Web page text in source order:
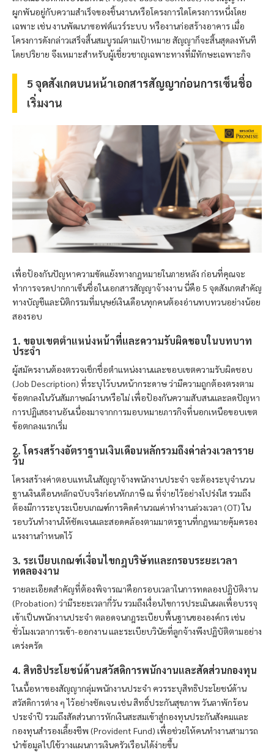
ผูกพันอยู่กับความสำเร็จของชิ้นงานหรือโครงการใดโครงการหนึ่งโดย
เฉพาะ เช่น งานพัฒนาซอฟต์แวร์ระบบ หรืองานก่อสร้างอาคาร เมื่อ
โครงการดังกล่าวเสร็จสิ้นสมบูรณ์ตามเป้าหมาย สัญญาก็จะสิ้นสุดลงทันที
โดยปริยาย จึงเหมาะสำหรับผู้เชี่ยวชาญเฉพาะทางที่มีทักษะเฉพาะกิจ
5 จุดสังเกตบนหน้าเอกสารสัญญาก่อนการเซ็นชื่อ
เริ่มงาน
เพื่อป้องกันปัญหาความขัดแย้งทางกฎหมายในภายหลัง ก่อนที่คุณจะ
ทำการจรดปากกาเซ็นชื่อในเอกสารสัญญาจ้างงาน นี่คือ 5 จุดสังเกตสำคัญ
ทางบัญชีและนิติกรรมที่มนุษย์เงินเดือนทุกคนต้องอ่านทบทวนอย่างน้อย
สองรอบ
1. ขอบเขตตำแหน่งหน้าที่และความรับผิดชอบในบทบาท
ประจำ
ผู้สมัครงานต้องตรวจเช็กชื่อตำแหน่งงานและขอบเขตความรับผิดชอบ
(Job Description) ที่ระบุไว้บนหน้ากระดาษ ว่ามีความถูกต้องตรงตาม
ข้อตกลงในวันสัมภาษณ์งานหรือไม่ เพื่อป้องกันความสับสนและลดปัญหา
การปฏิเสธงานอันเนื่องมาจากการมอบหมายภารกิจที่นอกเหนือขอบเขต
ข้อตกลงแรกเริ่ม
2. โครงสร้างอัตราฐานเงินเดือนหลักรวมถึงค่าล่วงเวลาราย
วัน
โครงสร้างค่าตอบแทนในสัญญาจ้างพนักงานประจำ จะต้องระบุจำนวน
ฐานเงินเดือนหลักฉบับจริงก่อนหักภาษี ณ ที่จ่ายไว้อย่างโปร่งใส รวมถึง
ต้องมีการระบุระเบียบเกณฑ์การคิดคำนวณค่าทำงานล่วงเวลา (OT) ใน
รอบวันทำงานให้ชัดเจนและสอดคล้องตามมาตรฐานที่กฎหมายคุ้มครอง
แรงงานกำหนดไว้
3. ระเบียบเกณฑ์เงื่อนไขกฎบริษัทและกรอบระยะเวลา
ทดลองงาน
รายละเอียดสำคัญที่ต้องพิจารณาคือกรอบเวลาในการทดลองปฏิบัติงาน
(Probation) ว่ามีระยะเวลากี่วัน รวมถึงเงื่อนไขการประเมินผลเพื่อบรรจุ
เข้าเป็นพนักงานประจำ ตลอดจนกฎระเบียบพื้นฐานขององค์กร เช่น
ชั่วโมงเวลาการเข้า-ออกงาน และระเบียบวินัยที่ลูกจ้างพึงปฏิบัติตามอย่าง
เคร่งครัด
4. สิทธิประโยชน์ด้านสวัสดิการพนักงานและสัดส่วนกองทุน
ในเนื้อหาของสัญญากลุ่มพนักงานประจำ ควรระบุสิทธิประโยชน์ด้าน
สวัสดิการต่าง ๆ ไว้อย่างชัดเจน เช่น สิทธิ์ประกันสุขภาพ วันลาพักร้อน
ประจำปี รวมถึงสัดส่วนการหักเงินสะสมเข้าสู่กองทุนประกันสังคมและ
กองทุนสำรองเลี้ยงชีพ (Provident Fund) เพื่อช่วยให้คนทำงานสามารถ
นำข้อมูลไปใช้วางแผนการเงินครัวเรือนได้ง่ายขึ้น